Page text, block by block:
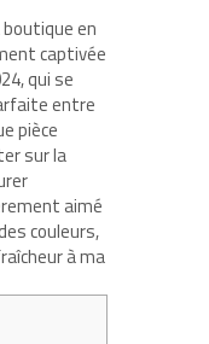
en
captivée
qui se
entre
pièce
sur la
aimé
couleurs,
à ma